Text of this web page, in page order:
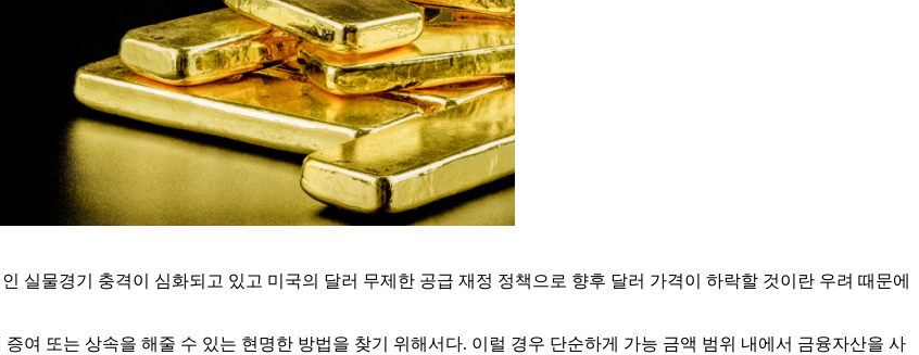
실물경기 충격이 심화되고 있고 미국의 달러 무제한 공급 재정 정책으로 향후 달러 가격이 하락할 것이란 우려 때문에
여 또는 상속을 해줄 수 있는 현명한 방법을 찾기 위해서다. 이럴 경우 단순하게 가능 금액 범위 내에서 금융자산을 사